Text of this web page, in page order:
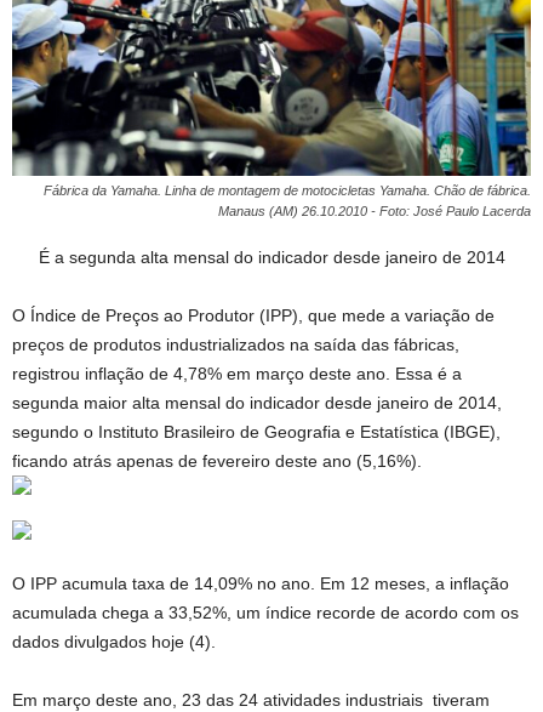
Fábrica da Yamaha. Linha de montagem de motocicletas Yamaha. Chão de fábrica.
Manaus (AM) 26.10.2010 - Foto: José Paulo Lacerda
É a segunda alta mensal do indicador desde janeiro de 2014
O Índice de Preços ao Produtor (IPP), que mede a variação de
preços de produtos industrializados na saída das fábricas,
registrou inflação de 4,78% em março deste ano. Essa é a
segunda maior alta mensal do indicador desde janeiro de 2014,
segundo o Instituto Brasileiro de Geografia e Estatística (IBGE),
ficando atrás apenas de fevereiro deste ano (5,16%).
O IPP acumula taxa de 14,09% no ano. Em 12 meses, a inflação
acumulada chega a 33,52%, um índice recorde de acordo com os
dados divulgados hoje (4).
Em março deste ano, 23 das 24 atividades industriais tiveram